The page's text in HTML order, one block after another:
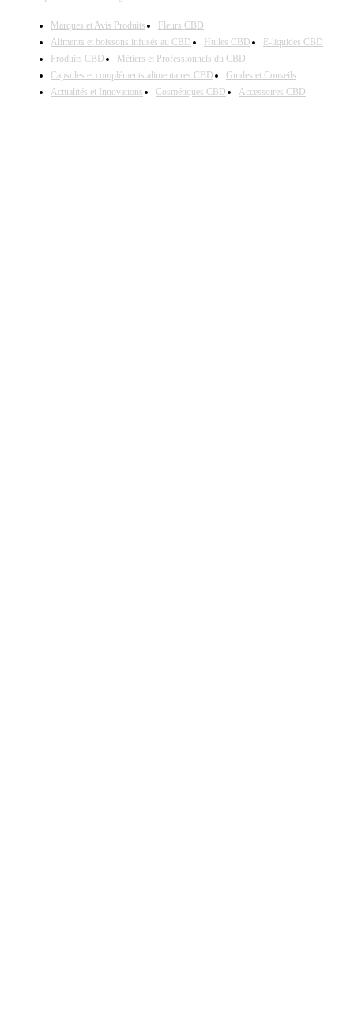
Marques et Avis Produits
Fleurs CBD
Aliments et boissons infusés au CBD
Huiles CBD
E-liquides CBD
Produits CBD
Métiers et Professionnels du CBD
Capsules et compléments alimentaires CBD
Guides et Conseils
Actualités et Innovations
Cosmétiques CBD Accessoires CBD